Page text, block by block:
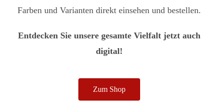
Farben und Varianten direkt einsehen und bestellen.
Entdecken Sie unsere gesamte Vielfalt jetzt auch
digital!
Zum Shop